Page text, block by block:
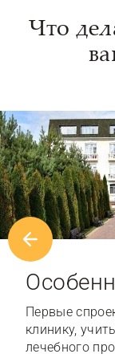
Что
Первые
клинику,
лечебного